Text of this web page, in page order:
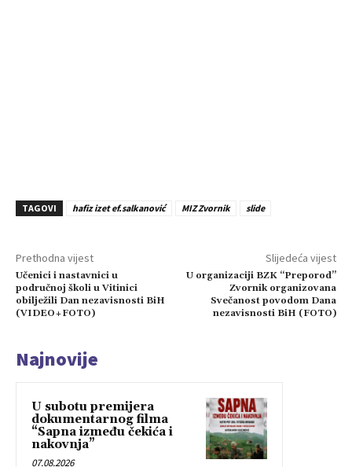
TAGOVI hafiz izet ef.salkanović MIZ Zvornik slide
Prethodna vijest
Učenici i nastavnici u
područnoj školi u Vitinici
obilježili Dan nezavisnosti BiH
(VIDEO+FOTO)
Slijedeća vijest
U organizaciji BZK “Preporod”
Zvornik organizovana
Svečanost povodom Dana
nezavisnosti BiH (FOTO)
Najnovije
U subotu premijera
dokumentarnog filma
“Sapna između čekića i
nakovnja”
07.08.2026